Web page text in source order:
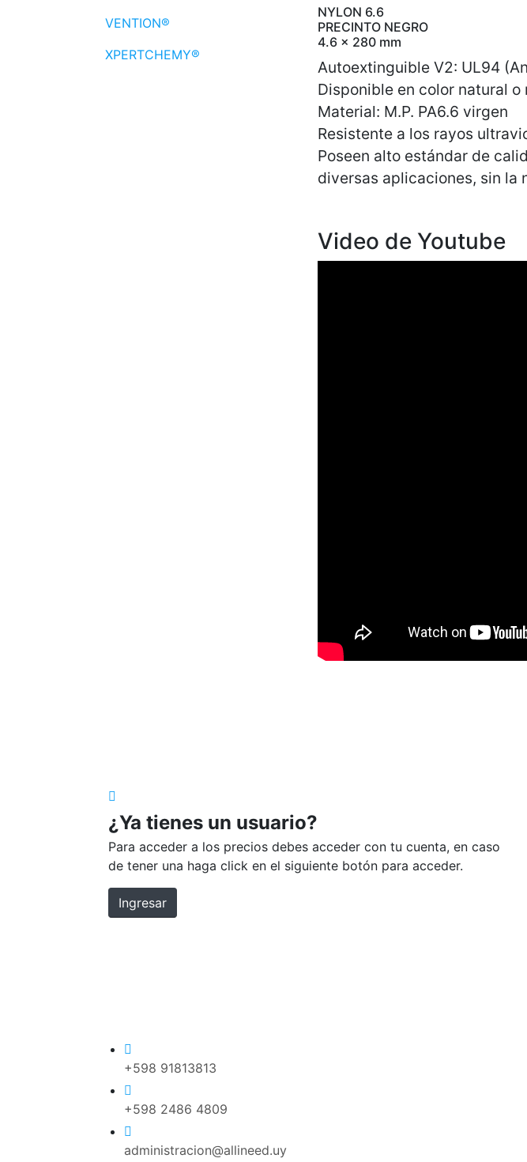
VENTION®
XPERTCHEMY®
NYLON 6.6
PRECINTO NEGRO
4.6 x 280 mm
Autoextinguible V2: UL94
Disponible en color natural o
Material: M.P. PA6.6 virgen
Resistente a los rayos
Poseen alto estándar de
diversas aplicaciones, sin la
Video de Youtube
¿Ya tienes un usuario?
Para acceder a los precios debes acceder con tu cuenta, en caso
de tener una haga click en el siguiente botón para acceder.
Ingresar
+598 91813813
+598 2486 4809
administracion@allineed.uy